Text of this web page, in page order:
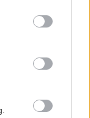
may click to
party tags to
below Google
τον ύπνο
πολύ
έχετε
τι έγινε;